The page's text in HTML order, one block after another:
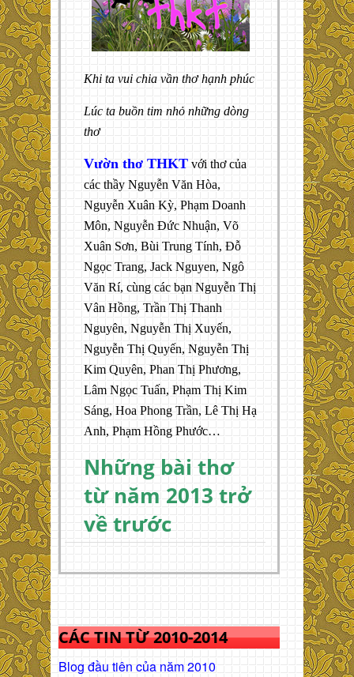
Khi ta vui chia vần thơ hạnh phúc
Lúc ta buồn tim nhỏ những dòng
thơ
Vườn thơ THKT với thơ của
các thầy Nguyễn Văn Hòa,
Nguyễn Xuân Kỳ, Phạm Doanh
Môn, Nguyễn Đức Nhuận, Võ
Xuân Sơn, Bùi Trung Tính, Đỗ
Ngọc Trang, Jack Nguyen, Ngô
Văn Rí, cùng các bạn Nguyễn Thị
Vân Hồng, Trần Thị Thanh
Nguyên, Nguyễn Thị Xuyến,
Nguyễn Thị Quyến, Nguyễn Thị
Kim Quyên, Phan Thị Phương,
Lâm Ngọc Tuấn, Phạm Thị Kim
Sáng, Hoa Phong Trần, Lê Thị Hạ
Anh, Phạm Hồng Phước…
Những bài thơ
từ năm 2013 trở
về trước
CÁC TIN TỪ 2010-2014
Blog đầu tiên của năm 2010